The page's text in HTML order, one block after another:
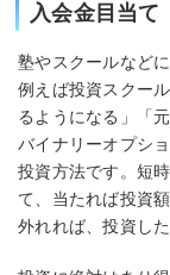
入会金目当て
塾やスクールなど
例えば投資スクー
るようになる」「
バイナリーオプシ
投資方法です。短
て、当たれば投資
外れれば、投資し